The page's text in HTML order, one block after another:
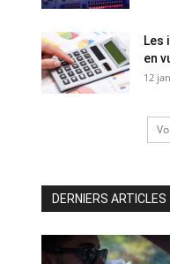
Les
en
12
DERNIERS ARTICLES